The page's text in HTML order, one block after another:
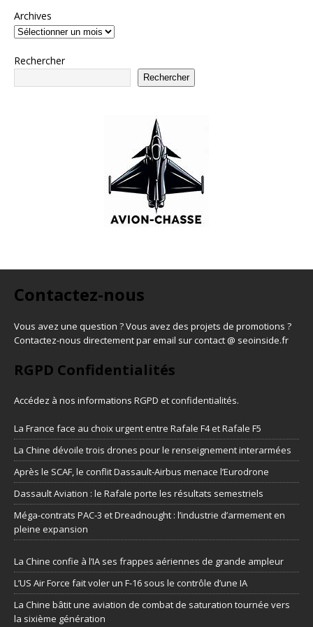
Archives
Rechercher
Rechercher
Contactez-nous
Vous avez une question ? Vous avez des projets de promotions ?
Contactez-nous directement par email sur contact @ seoinside.fr
RGPD Confidentialités
Accédez à nos informations RGPD et confidentialités.
La France face au choix urgent entre Rafale F4 et Rafale F5
La Chine dévoile trois drones pour le renseignement interarmées
Après le SCAF, le conflit Dassault-Airbus menace l’Eurodrone
Dassault Aviation : le Rafale porte les résultats semestriels
Méga-contrats PAC-3 et Dreadnought : l’industrie d’armement en
pleine expansion
La Chine confie à l’IA ses frappes aériennes de grande ampleur
L’US Air Force fait voler un F-16 sous le contrôle d’une IA
La Chine bâtit une aviation de combat de saturation tournée vers
la sixième génération